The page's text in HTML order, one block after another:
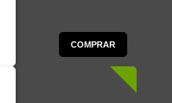
COMPRAR